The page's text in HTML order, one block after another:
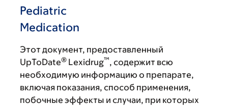
Pediatric
Medication
Этот документ, предоставленный
UpToDate® Lexidrug™, содержит всю
необходимую информацию о препарате,
включая показания, способ применения,
побочные эффекты и случаи, при которых